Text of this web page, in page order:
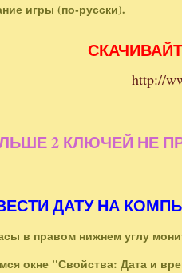
игры (по-русски).
http://
2 КЛЮЧЕЙ НЕ
ДАТУ НА
в правом нижнем углу
окне "Свойства: Дата и